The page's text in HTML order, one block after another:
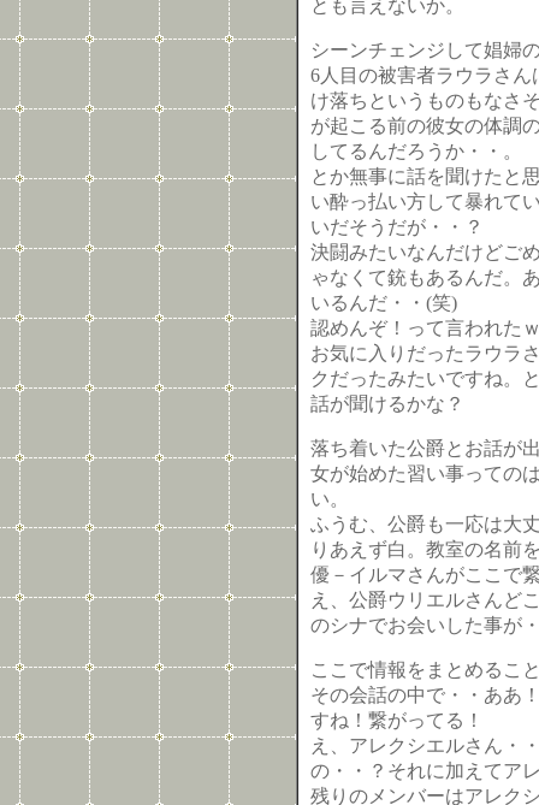
とも言えないか。
シーンチェンジして娼婦
6人目の被害者ラウラさ
け落ちというものもなさ
が起こる前の彼女の体調
してるんだろうか・・。
とか無事に話を聞けたと
い酔っ払い方して暴れて
いだそうだが・・？
決闘みたいなんだけどご
ゃなくて銃もあるんだ。
いるんだ・・(笑)
認めんぞ！って言われた
お気に入りだったラウラ
クだったみたいですね。
話が聞けるかな？
落ち着いた公爵とお話が
女が始めた習い事っての
い。
ふうむ、公爵も一応は大
りあえず白。教室の名前
優－イルマさんがここで
え、公爵ウリエルさんど
のシナでお会いした事が
ここで情報をまとめるこ
その会話の中で・・ああ
すね！繋がってる！
え、アレクシエルさん・
の・・？それに加えてア
残りのメンバーはアレク